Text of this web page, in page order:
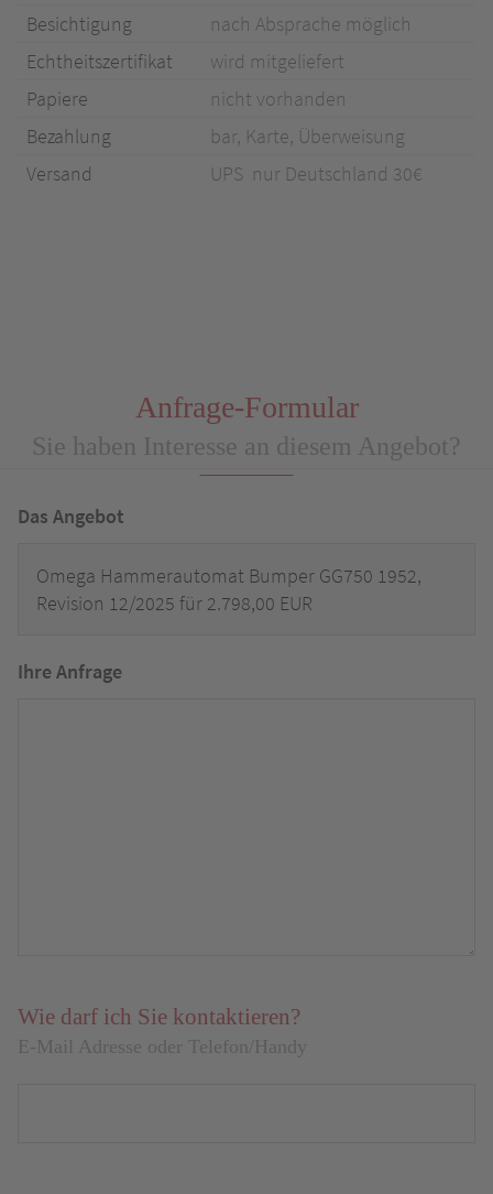
Besichtigung
nach Absprache möglich
Echtheitszertifikat
wird mitgeliefert
Papiere
nicht vorhanden
Bezahlung
bar, Karte, Überweisung
Versand
UPS nur Deutschland 30€
Anfrage-Formular
Sie haben Interesse an diesem Angebot?
Das Angebot
Omega Hammerautomat Bumper GG750 1952,
Revision 12/2025 für 2.798,00 EUR
Ihre Anfrage
Wie darf ich Sie kontaktieren?
E-Mail Adresse oder Telefon/Handy